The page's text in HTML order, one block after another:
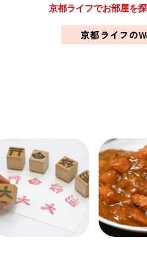
京都ライフでお部屋を
京都ライフの